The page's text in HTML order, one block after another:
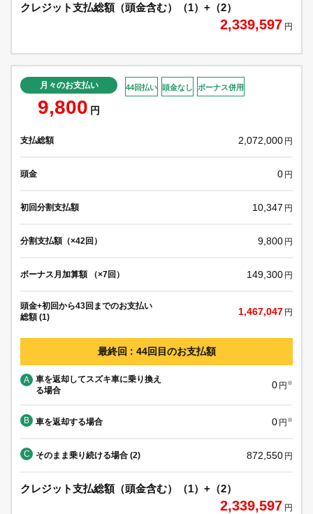
クレジット支払総額（頭金含む）（1）+（2）
2,339,597 円
月々のお支払い
9,800 円
44回払い 頭金なし ボーナス併用
支払総額 2,072,000 円
頭金 0 円
初回分割支払額 10,347 円
分割支払額（×42回） 9,800 円
ボーナス月加算額 （×7回） 149,300 円
頭金+初回から43回までのお支払い
総額 (1)
1,467,047 円
最終回 : 44回目のお支払額
A
車を返却してスズキ車に乗り換え
る場合
0 円 ※
B 車を返却する場合 0 円 ※
C そのまま乗り続ける場合 (2) 872,550 円
クレジット支払総額（頭金含む）（1）+（2）
2,339,597 円